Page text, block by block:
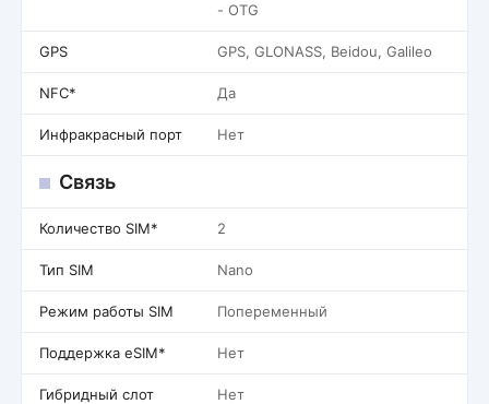
- OTG
GPS GPS, GLONASS, Beidou, Galileo
NFC* Да
Инфракрасный порт Нет
Связь
Количество SIM* 2
Тип SIM Nano
Режим работы SIM Попеременный
Поддержка eSIM* Нет
Гибридный слот Нет